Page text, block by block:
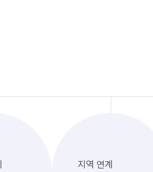
지역 연계